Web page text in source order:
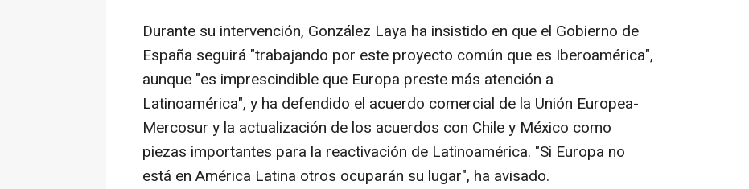
Durante su intervención, González Laya ha insistido en que el Gobierno de
España seguirá "trabajando por este proyecto común que es Iberoamérica",
aunque "es imprescindible que Europa preste más atención a
Latinoamérica", y ha defendido el acuerdo comercial de la Unión Europea-
Mercosur y la actualización de los acuerdos con Chile y México como
piezas importantes para la reactivación de Latinoamérica. "Si Europa no
está en América Latina otros ocuparán su lugar", ha avisado.